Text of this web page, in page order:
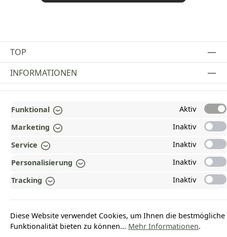
TOP
Vertrag widerrufen
INFORMATIONEN
GESETZLICHE INFORMATIONEN
ZAHLUNGS- UND VERSANDARTEN
AUSGEZEICHNET UND ZERTIFIZIERT!
UNSERE COMMUNITIES
Funktional
Aktiv
Marketing
Inaktiv
Service
Inaktiv
Personalisierung
Inaktiv
Tracking
Inaktiv
Diese Website verwendet Cookies, um Ihnen die bestmögliche
Funktionalität bieten zu können... Mehr Informationen.